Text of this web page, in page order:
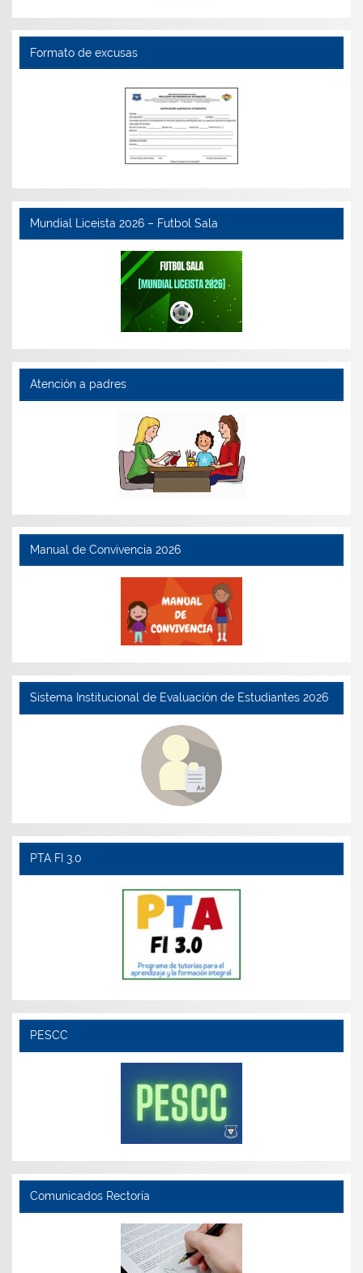
Formato de excusas
Mundial Liceista 2026 – Futbol Sala
Atención a padres
Manual de Convivencia 2026
Sistema Institucional de Evaluación de Estudiantes 2026
PTA FI 3.0
PESCC
Comunicados Rectoría